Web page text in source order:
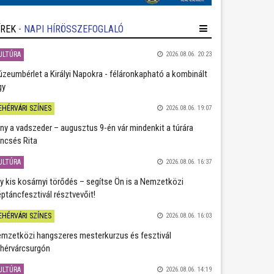
- NAPI HÍRÖSSZEFOGLALÓ
2026.08.06. 20:23
a Királyi Napokra - féláronkapható a kombinált
SZÍNES 2026.08.06. 19:07
a vadszeder – augusztus 9-én vár mindenkit a túrára
Rita
2026.08.06. 16:37
kis kosárnyi törődés – segítse Ön is a Nemzetközi
résztvevőit!
SZÍNES 2026.08.06. 16:03
hangszeres mesterkurzus és fesztivál
2026.08.06. 14:19